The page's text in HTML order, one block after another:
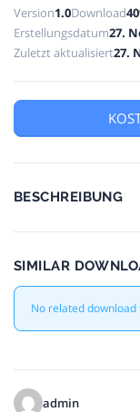
LEHRLINGSHEIM
Version1.0Download
Erstellungsdatum27.
Zuletzt aktualisiert27.
BESCHREIBUNG
SIMILAR
No related download
admin